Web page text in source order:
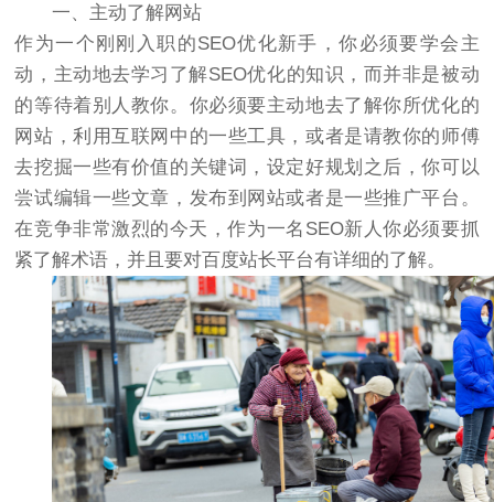
一、主动了解网站
作为一个刚刚入职的SEO优化新手，你必须要学会主
动，主动地去学习了解SEO优化的知识，而并非是被动
的等待着别人教你。你必须要主动地去了解你所优化的
网站，利用互联网中的一些工具，或者是请教你的师傅
去挖掘一些有价值的关键词，设定好规划之后，你可以
尝试编辑一些文章，发布到网站或者是一些推广平台。
在竞争非常激烈的今天，作为一名SEO新人你必须要抓
紧了解术语，并且要对百度站长平台有详细的了解。